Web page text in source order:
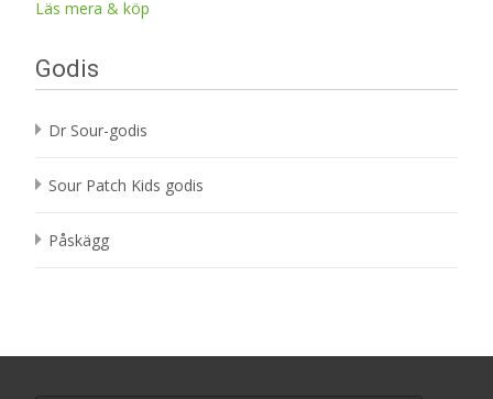
Läs mera & köp
Godis
Dr Sour-godis
Sour Patch Kids godis
Påskägg